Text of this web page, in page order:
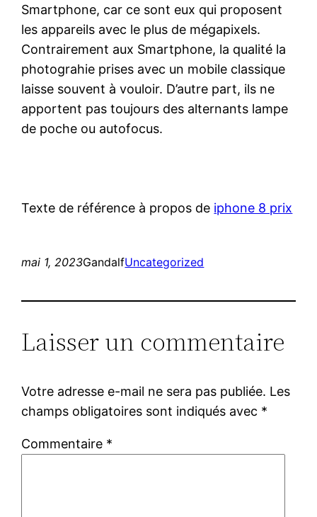
Smartphone, car ce sont eux qui proposent
les appareils avec le plus de mégapixels.
Contrairement aux Smartphone, la qualité la
photograhie prises avec un mobile classique
laisse souvent à vouloir. D’autre part, ils ne
apportent pas toujours des alternants lampe
de poche ou autofocus.
Texte de référence à propos de iphone 8 prix
mai 1, 2023GandalfUncategorized
Laisser un commentaire
Votre adresse e-mail ne sera pas publiée. Les
champs obligatoires sont indiqués avec *
Commentaire *